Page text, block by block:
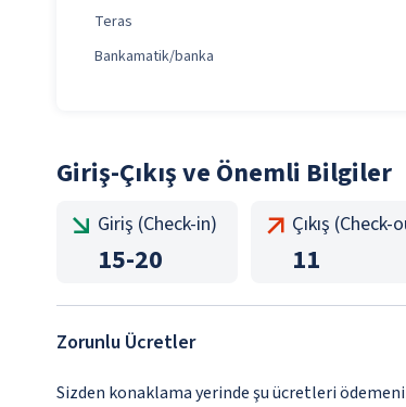
Teras
Bankamatik/banka
Giriş-Çıkış ve Önemli Bilgiler
Giriş (Check-in)
15-20
Çıkış (Check-
11
Zorunlu Ücretler
Sizden konaklama yerinde şu ücretleri